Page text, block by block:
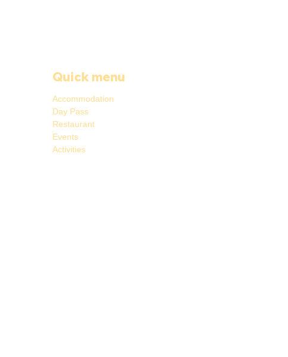
Quick menu
Accommodation
Day Pass
Restaurant
Events
Activities